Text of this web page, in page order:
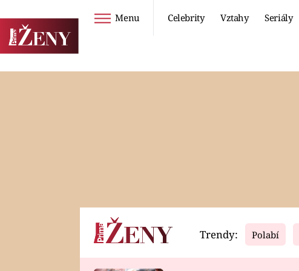
Menu Celebrity Vztahy Seriály
Horoskopy Video
Trendy: Polabí